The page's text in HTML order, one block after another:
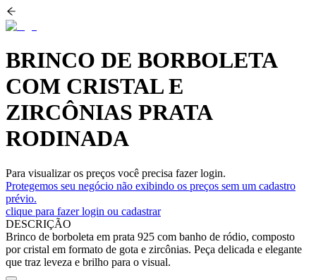
BRINCO DE BORBOLETA
COM CRISTAL E
ZIRCÔNIAS PRATA
RODINADA
Para visualizar os preços você precisa fazer login.
Protegemos seu negócio não exibindo os preços sem um cadastro
prévio.
clique para fazer login ou cadastrar
DESCRIÇÃO
Brinco de borboleta em prata 925 com banho de ródio, composto
por cristal em formato de gota e zircônias. Peça delicada e elegante
que traz leveza e brilho para o visual.